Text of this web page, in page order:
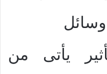
وسائل
يأتى من